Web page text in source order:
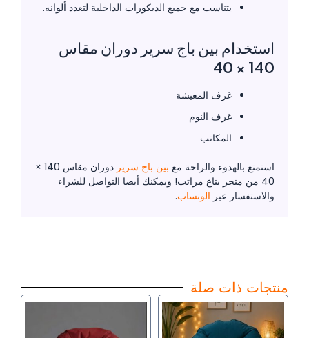
يتناسب مع جميع الديكورات الداخلية لتعدد ألوانه.
استخدام بين باج سرير دوران مقاس
140 × 40
غرف المعيشة
غرف النوم
المكاتب
استمتع بالهدوء والراحة مع بين باج سرير
دوران مقاس 140 ×
40 من متجر بتاع مراتب! ويمكنك أيضا التواصل للشراء
والاستفسار عبر الوتساب.
منتجات ذات صلة
السعر
الأصلي
هو:
السعر
الحالي
هو:
هناك
العديد
السعر
السعر
هناك